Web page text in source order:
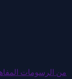
من الرسومات